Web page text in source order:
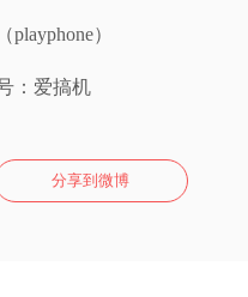
）
：爱搞机
分享到微博